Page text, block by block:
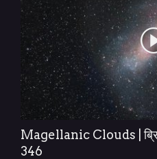
Magellanic Clouds |
346